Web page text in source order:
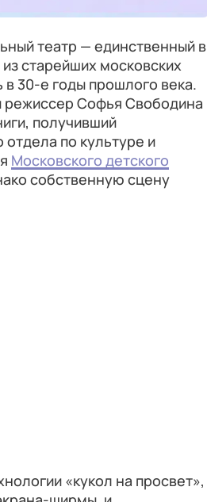
театр — единственный в
старейших московских
в 30-е годы прошлого века.
режиссер Софья Свободина
получивший
по культуре и
Московского детского
собственную сцену
«кукол на просвет»,